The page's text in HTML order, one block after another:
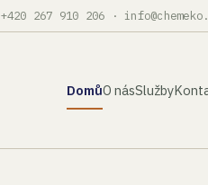
+420 267 910 206 ·
DomůO násSlužby